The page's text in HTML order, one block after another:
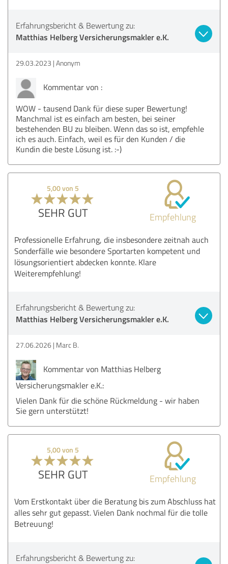
Erfahrungsbericht & Bewertung zu:
Matthias Helberg Versicherungsmakler e.K.
29.03.2023 Anonym
Kommentar von :
WOW - tausend Dank für diese super Bewertung!
Manchmal ist es einfach am besten, bei seiner
bestehenden BU zu bleiben. Wenn das so ist, empfehle
ich es auch. Einfach, weil es für den Kunden / die
Kundin die beste Lösung ist. :-)
5,00 von 5
SEHR GUT Empfehlung
Professionelle Erfahrung, die insbesondere zeitnah auch
Sonderfälle wie besondere Sportarten kompetent und
lösungsorientiert abdecken konnte. Klare
Weiterempfehlung!
Erfahrungsbericht & Bewertung zu:
Matthias Helberg Versicherungsmakler e.K.
27.06.2026 Marc B.
Kommentar von Matthias Helberg
Versicherungsmakler e.K.:
Vielen Dank für die schöne Rückmeldung - wir haben
Sie gern unterstützt!
5,00 von 5
SEHR GUT Empfehlung
Vom Erstkontakt über die Beratung bis zum Abschluss hat
alles sehr gut gepasst. Vielen Dank nochmal für die tolle
Betreuung!
Erfahrungsbericht & Bewertung zu: